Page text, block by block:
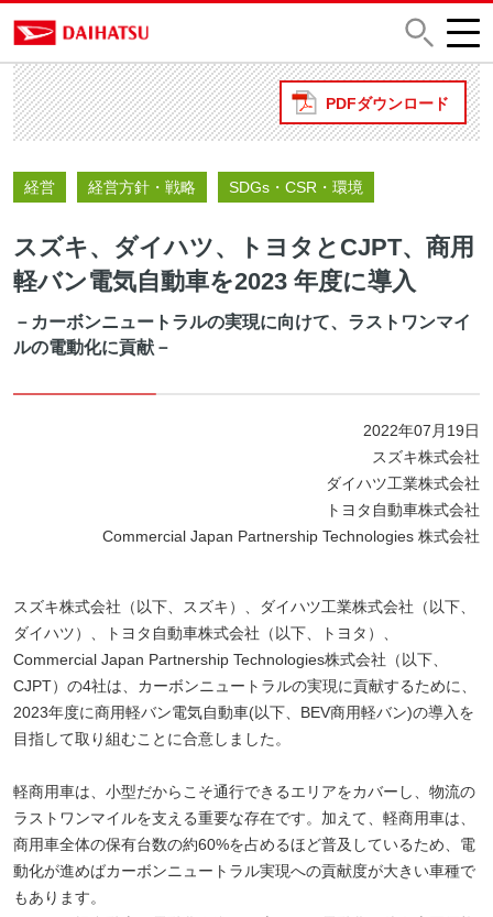
PDFダウンロード
経営 経営方針・戦略 SDGs・CSR・環境
スズキ、ダイハツ、トヨタとCJPT、商用
軽バン電気自動車を2023 年度に導入
－カーボンニュートラルの実現に向けて、ラストワンマイ
ルの電動化に貢献－
2022年07月19日
スズキ株式会社
ダイハツ工業株式会社
トヨタ自動車株式会社
Commercial Japan Partnership Technologies 株式会社
スズキ株式会社（以下、スズキ）、ダイハツ工業株式会社（以下、
ダイハツ）、トヨタ自動車株式会社（以下、トヨタ）、
Commercial Japan Partnership Technologies株式会社（以下、
CJPT）の4社は、カーボンニュートラルの実現に貢献するために、
2023年度に商用軽バン電気自動車(以下、BEV商用軽バン)の導入を
目指して取り組むことに合意しました。
軽商用車は、小型だからこそ通行できるエリアをカバーし、物流の
ラストワンマイルを支える重要な存在です。加えて、軽商用車は、
商用車全体の保有台数の約60%を占めるほど普及しているため、電
動化が進めばカーボンニュートラル実現への貢献度が大きい車種で
もあります。